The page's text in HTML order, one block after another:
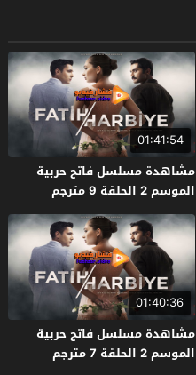
01:41:54
مشاهدة مسلسل فاتح حربية
الموسم 2 الحلقة 9 مترجم
01:40:36
مشاهدة مسلسل فاتح حربية
الموسم 2 الحلقة 7 مترجم